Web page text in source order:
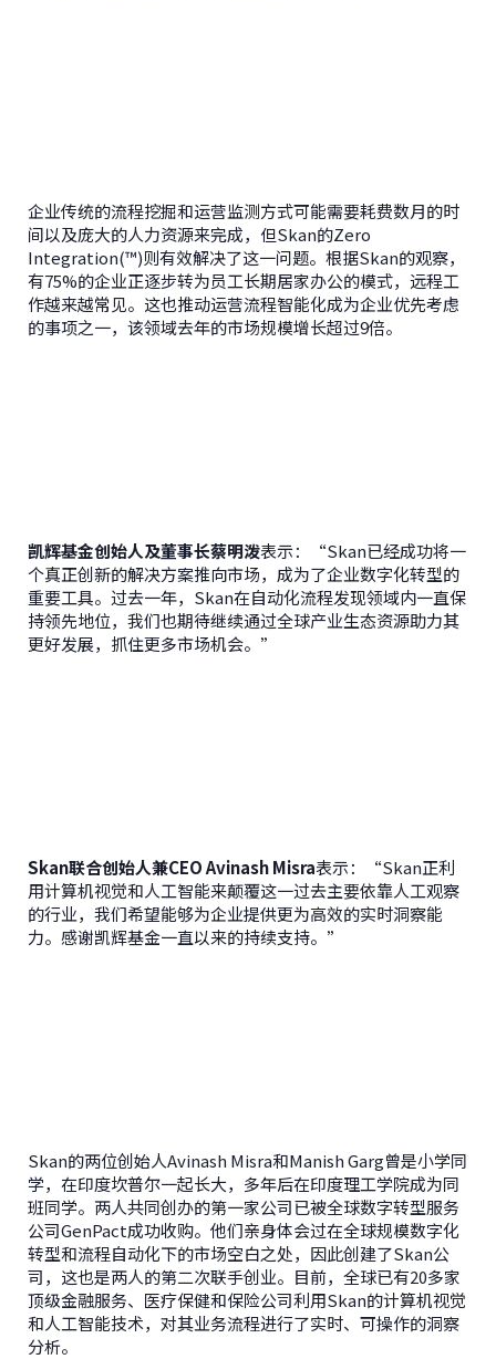
企业传统的流程挖掘和运营监测方式可能需要耗费数月的时
间以及庞大的人力资源来完成，但Skan的Zero
Integration(™)则有效解决了这一问题。根据Skan的观察，
有75%的企业正逐步转为员工长期居家办公的模式，远程工
作越来越常见。这也推动运营流程智能化成为企业优先考虑
的事项之一，该领域去年的市场规模增长超过9倍。
凯辉基金创始人及董事长蔡明泼表示：“Skan已经成功将一
个真正创新的解决方案推向市场，成为了企业数字化转型的
重要工具。过去一年，Skan在自动化流程发现领域内一直保
持领先地位，我们也期待继续通过全球产业生态资源助力其
更好发展，抓住更多市场机会。”
Skan联合创始人兼CEO Avinash Misra表示：“Skan正利
用计算机视觉和人工智能来颠覆这一过去主要依靠人工观察
的行业，我们希望能够为企业提供更为高效的实时洞察能
力。感谢凯辉基金一直以来的持续支持。”
Skan的两位创始人Avinash Misra和Manish Garg曾是小学同
学，在印度坎普尔一起长大，多年后在印度理工学院成为同
班同学。两人共同创办的第一家公司已被全球数字转型服务
公司GenPact成功收购。他们亲身体会过在全球规模数字化
转型和流程自动化下的市场空白之处，因此创建了Skan公
司，这也是两人的第二次联手创业。目前，全球已有20多家
顶级金融服务、医疗保健和保险公司利用Skan的计算机视觉
和人工智能技术，对其业务流程进行了实时、可操作的洞察
分析。